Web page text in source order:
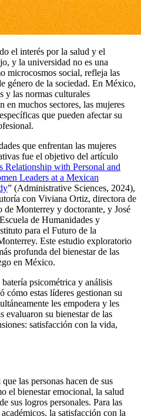
el interés por la salud y el
y la universidad no es una
microcosmos social, refleja las
género de la sociedad. En México,
y las normas culturales
en muchos sectores, las mujeres
que pueden afectar su
que enfrentan las mujeres
fue el objetivo del artículo
Relationship with Personal and
Leaders at a Mexican
” (Administrative Sciences, 2024),
con Viviana Ortiz, directora de
de Monterrey y doctorante, y José
de Humanidades y
para el Futuro de la
. Este estudio exploratorio
profunda del bienestar de las
en México.
psicométrica y análisis
cómo estas líderes gestionan su
les empodera y les
evaluaron su bienestar de las
satisfacción con la vida,
las personas hacen de sus
el bienestar emocional, la salud
sus logros personales. Para las
la satisfacción con la